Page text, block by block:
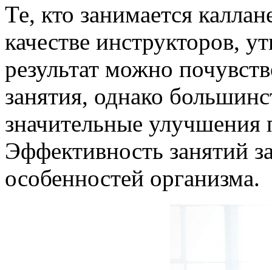
Те, кто занимается
качестве инструкторов,
результат можно
занятия, однако
значительные улучшения
Эффективность занятий
особенностей организма.